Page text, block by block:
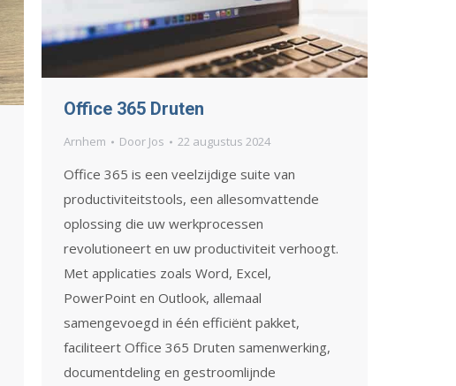
Office 365 Druten
Arnhem Door Jos 22 augustus 2024
Office 365 is een veelzijdige suite van
productiviteitstools, een allesomvattende
oplossing die uw werkprocessen
revolutioneert en uw productiviteit verhoogt.
Met applicaties zoals Word, Excel,
PowerPoint en Outlook, allemaal
samengevoegd in één efficiënt pakket,
faciliteert Office 365 Druten samenwerking,
documentdeling en gestroomlijnde